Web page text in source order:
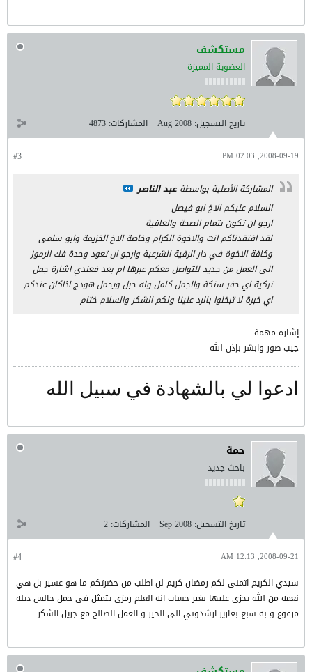
مستكشف
العضوية المميزة
تاريخ التسجيل: Aug 2008 المشاركات: 4873
#3 2008-09-19, 02:03 PM
المشاركة الأصلية بواسطةعبد الناصر
السلام عليكم الاخ ابو فيصل
ارجو ان تكون بتمام الصحة والعافية
لقد افتقدناكم انت والاخوة الكرام وخاصة الاخ الخزيمة وابو سلمى
وكافة الاخوة في دار الرقية الشرعية وارجو ان تعود وحدة فك الرموز
الى العمل من جديد للتواصل معكم عبرها ام بعد فعندي اشارة جمل
تركية اي حفر سنكة والجمل كامل وله حبل ويحمل هودج اذاكان عندكم
اي خبرة لا تبخلوا بالرد علينا ولكم الشكر والسلام ختام
إشارة مهمة
جيب صور وابشر بإذن الله
ادعوا لي بالشهادة في سبيل الله
حمة
باحث جديد
تاريخ التسجيل: Sep 2008 المشاركات: 2
#4 2008-09-21, 12:13 AM
سيدي الكريم اتمنى لكم رمضان كريم لن اطلب من حضرتكم ما هو عسير بل هي
نعمة من الله يجزي عليها بغير حساب انه العلم رمزي يتمثل في جمل جالس ذيله
مرفوع و به سبع بعارير ارشدوني الى الخير و العمل الصالح مع جزيل الشكر